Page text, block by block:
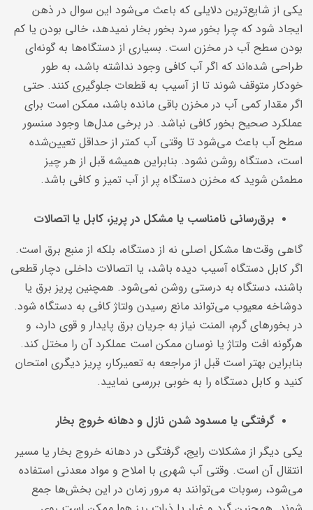
یکی از شایع‌ترین دلایلی که باعث می‌شود این سوال در ذهن
ایجاد شود که چرا بخور سرد بخور بخار نمیدهد، خالی بودن یا کم
بودن سطح آب در مخزن است. بسیاری از دستگاه‌ها به گونه‌ای
طراحی شده‌اند که اگر آب کافی وجود نداشته باشد، به طور
خودکار متوقف شوند تا از آسیب به قطعات جلوگیری کنند. حتی
اگر مقدار کمی آب در مخزن باقی مانده باشد، ممکن است برای
عملکرد صحیح بخور کافی نباشد. در برخی مدل‌ها وجود سنسور
سطح آب باعث می‌شود تا وقتی آب کمتر از حداقل تعیین‌شده
است، دستگاه روشن نشود. بنابراین همیشه قبل از هر چیز
مطمئن شوید که مخزن دستگاه پر از آب تمیز و کافی باشد.
برق‌رسانی نامناسب یا مشکل در پریز، کابل یا اتصالات
گاهی وقت‌ها مشکل اصلی نه از دستگاه، بلکه از منبع برق است.
اگر کابل دستگاه آسیب دیده باشد، یا اتصالات داخلی دچار قطعی
باشند، دستگاه به درستی روشن نمی‌شود. همچنین پریز برق یا
دوشاخه معیوب می‌تواند مانع رسیدن ولتاژ کافی به دستگاه شود.
در بخورهای گرم، المنت نیاز به جریان برق پایدار و قوی دارد، و
هرگونه افت ولتاژ یا نوسان ممکن است عملکرد آن را مختل کند.
بنابراین بهتر است قبل از مراجعه به تعمیرکار، پریز دیگری امتحان
کنید و کابل دستگاه را به خوبی بررسی نمایید.
گرفتگی یا مسدود شدن نازل و دهانه خروج بخار
یکی دیگر از مشکلات رایج، گرفتگی در دهانه خروج بخار یا مسیر
انتقال آن است. وقتی آب شهری با املاح و مواد معدنی استفاده
می‌شود، رسوبات می‌توانند به مرور زمان در این بخش‌ها جمع